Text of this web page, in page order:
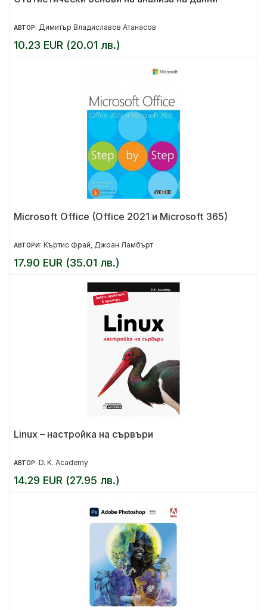
АВТОР: Димитър Владиславов Атанасов
10.23 EUR (20.01 лв.)
Microsoft Office (Office 2021 и Microsoft 365)
АВТОРИ: Къртис Фрай Джоан Ламбърт
17.90 EUR (35.01 лв.)
Linux – настройка на сървъри
АВТОР: D. K. Academy
14.29 EUR (27.95 лв.)